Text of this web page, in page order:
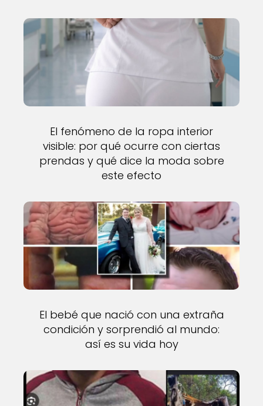
El fenómeno de la ropa interior
visible: por qué ocurre con ciertas
prendas y qué dice la moda sobre
este efecto
El bebé que nació con una extraña
condición y sorprendió al mundo:
así es su vida hoy